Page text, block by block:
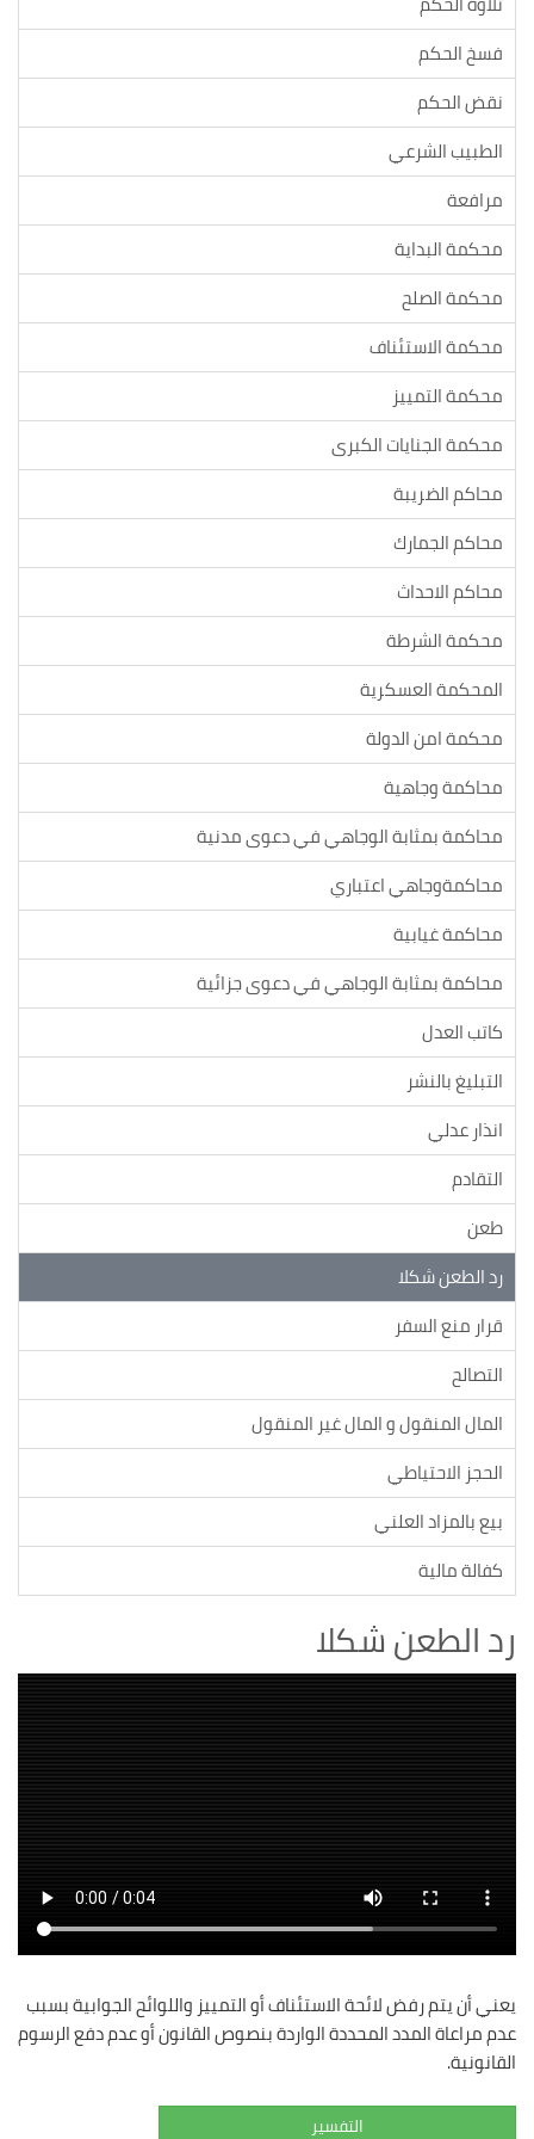
فسخ الحكم
نقض الحكم
الطبيب الشرعي
مرافعة
محكمة البداية
محكمة الصلح
محكمة الاستئناف
محكمة التمييز
محكمة الجنايات الكبرى
محاكم الضريبة
محاكم الجمارك
محاكم الاحداث
محكمة الشرطة
المحكمة العسكرية
محكمة امن الدولة
محاكمة وجاهية
محاكمة بمثابة الوجاهي في دعوى مدنية
محاكمةوجاهي اعتباري
محاكمة غيابية
محاكمة بمثابة الوجاهي في دعوى جزائية
كاتب العدل
التبليغ بالنشر
انذار عدلي
التقادم
طعن
رد الطعن شكلا
قرار منع السفر
التصالح
المال المنقول و المال غير المنقول
الحجز الاحتياطي
بيع بالمزاد العلني
كفالة مالية
رد الطعن شكلا
يعني أن يتم رفض لائحة الاستئناف أو التمييز واللوائح الجوابية بسبب
عدم مراعاة المدد المحددة الواردة بنصوص القانون أو عدم دفع الرسوم
القانونية.